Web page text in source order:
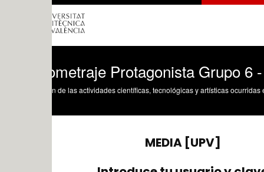
Protagonista Grupo 6 -
de las actividades científicas, tecnológicas y artísticas ocurridas en los tres